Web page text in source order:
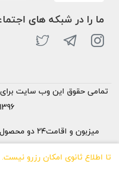
تا اطلاع ثانوی امکان رزرو نیست.
ما را در شبکه های
1396
میزبون و